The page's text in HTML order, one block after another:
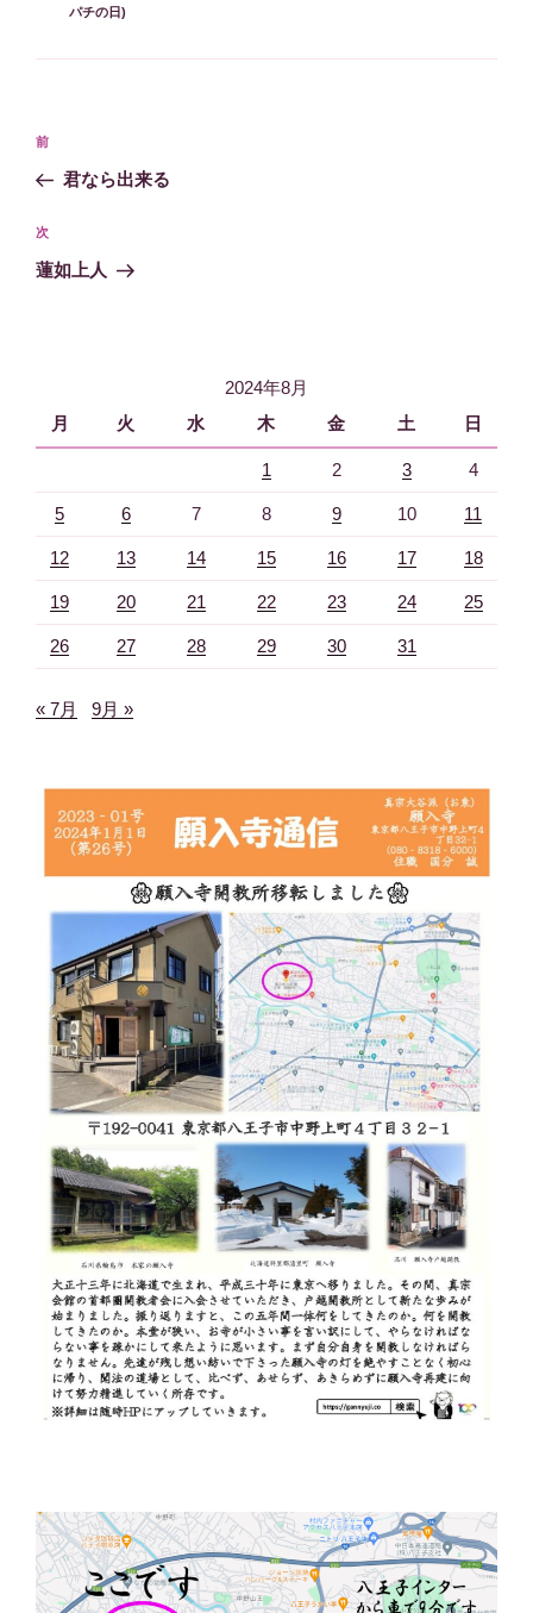
テ
パチの日)
投
ナ
ビ
ゲ
過
去
投
稿
前
君なら出来る
次
の
次
蓮如上人
2024年8月
月
火 水 木 金 土 日
1 2 3 4
5 6 7 8 9 10 11
12 13 14 15 16 17 18
19 20 21 22 23 24 25
26 27 28 29 30 31
« 7月 9月 »